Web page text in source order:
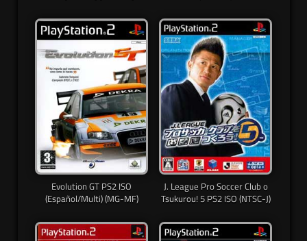
Evolution GT PS2 ISO
(Español/Multi) (MG-MF)
J. League Pro Soccer Club o
Tsukurou! 5 PS2 ISO (NTSC-J)